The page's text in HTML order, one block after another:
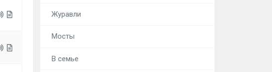
Журавли
Мосты
В семье